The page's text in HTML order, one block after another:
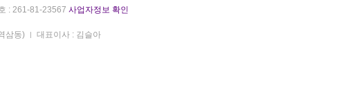
: 261-81-23567 사업자정보 확인
삼동)
대표이사 : 김슬아